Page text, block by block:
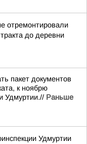
отремонтировали
до деревни
пакет документов
к ноябрю
Удмуртии.// Раньше
Удмуртии